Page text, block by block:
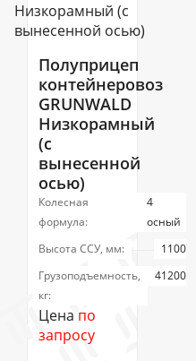
Полуприцеп
контейнеровоз
GRUNWALD
Низкорамный
(с
вынесенной
осью)
Колесная
формула:
4
осный
Высота ССУ, мм:
1100
Грузоподъемность,
кг:
41200
Цена по
запросу